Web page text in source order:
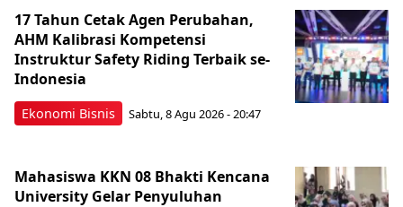
Ekonomi Bisnis
17 Tahun Cetak Agen Perubahan,
AHM Kalibrasi Kompetensi
Instruktur Safety Riding Terbaik se-
Indonesia
Sabtu, 8 Agu 2026 - 20:47
Mahasiswa KKN 08 Bhakti Kencana
University Gelar Penyuluhan